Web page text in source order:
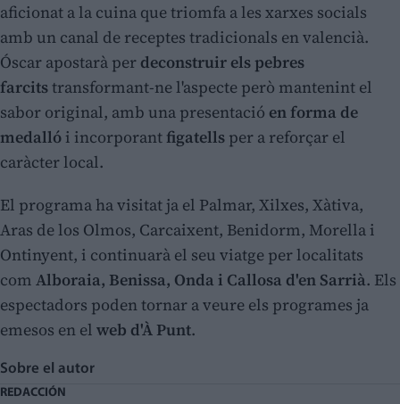
aficionat a la cuina que triomfa a les xarxes socials
amb un canal de receptes tradicionals en valencià.
Óscar apostarà per deconstruir els pebres
farcitstransformant-ne l'aspecte però mantenint el
sabor original, amb una presentació en forma de
medalló i incorporant figatells per a reforçar el
caràcter local.
El programa ha visitat ja el Palmar, Xilxes, Xàtiva,
Aras de los Olmos, Carcaixent, Benidorm, Morella i
Ontinyent, i continuarà el seu viatge per localitats
com Alboraia, Benissa, Onda i Callosa d'en Sarrià. Els
espectadors poden tornar a veure els programes ja
emesos en el web d'À Punt.
Sobre el autor
REDACCIÓN